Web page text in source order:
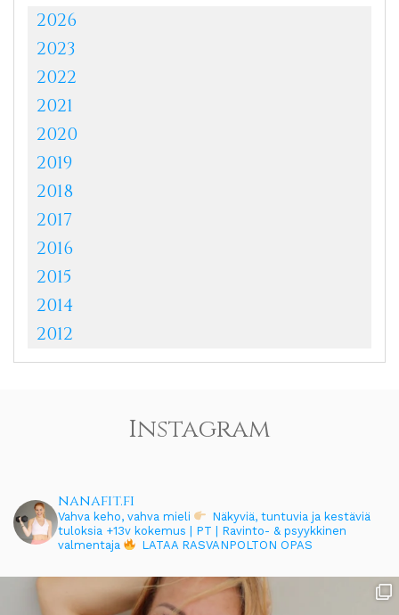
2026
2023
2022
2021
2020
2019
2018
2017
2016
2015
2014
2012
Instagram
nanafit.fi
Vahva keho, vahva mieli
Näkyviä, tuntuvia ja kestäviä
tuloksia +13v kokemus | PT | Ravinto- & psyykkinen
valmentaja
LATAA RASVANPOLTON OPAS